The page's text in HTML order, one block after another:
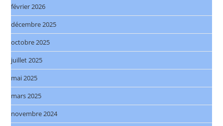
février 2026
décembre 2025
octobre 2025
juillet 2025
mai 2025
mars 2025
novembre 2024